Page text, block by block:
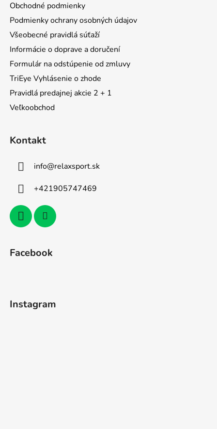
Obchodné podmienky
Podmienky ochrany osobných údajov
Všeobecné pravidlá súťaží
Informácie o doprave a doručení
Formulár na odstúpenie od zmluvy
TriEye Vyhlásenie o zhode
Pravidlá predajnej akcie 2 + 1
Veľkoobchod
Kontakt
info@relaxsport.sk
+421905747469
Facebook
Instagram